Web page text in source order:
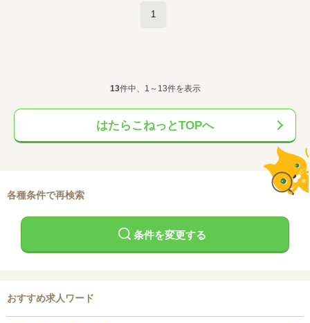
1
13件中、1～13件を表示
はたらこねっとTOPへ
各種条件で再検索
条件を変更する
おすすめ求人ワード